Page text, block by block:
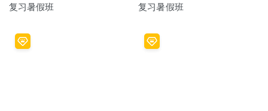
复习暑假班
复习暑假班